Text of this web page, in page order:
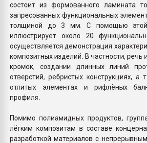
состоит из формованного ламината
запресованных функциональных
толщиной до 3 мм. С помощью этой
иллюстрирует около 20
осуществляется демонстрация
композитных изделий. В частности, речь
кромок, создании длинных линий
отверстий, ребристых конструкциях, а
отлитых элементах и рифлёных
профиля.
Помимо полиамидных продуктов,
лёгким композитам в составе
разработкой материалов с